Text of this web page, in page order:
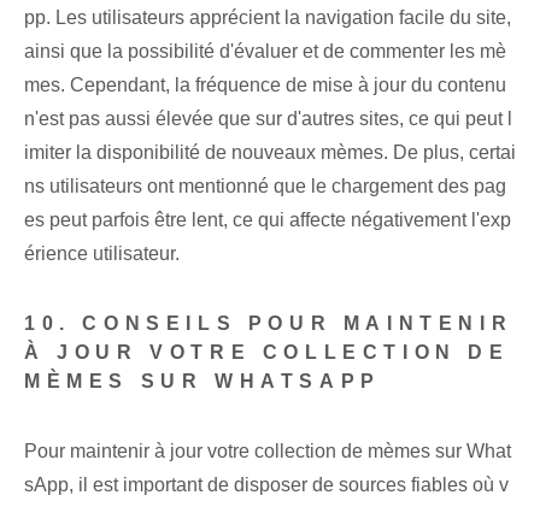
pp. Les utilisateurs apprécient la navigation facile du site,
ainsi que la possibilité d'évaluer et de commenter les mè
mes. Cependant, la fréquence de mise à jour du contenu
n'est pas aussi élevée que sur d'autres sites, ce qui peut l
imiter la disponibilité de nouveaux mèmes. De plus, certai
ns utilisateurs ont mentionné que le chargement des pag
es peut parfois être lent, ce qui affecte négativement l'exp
érience utilisateur.
10. CONSEILS POUR MAINTENIR
À JOUR VOTRE COLLECTION DE
MÈMES SUR WHATSAPP
Pour maintenir à jour votre collection de mèmes sur What
sApp, il est important de disposer de sources fiables où v